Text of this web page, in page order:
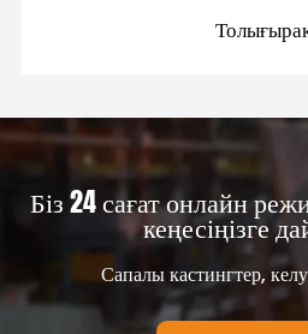
Біз 24 сағат онлайн
кеңесіңізге
Сапалы кастингтер,